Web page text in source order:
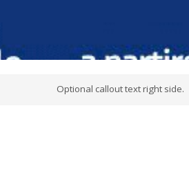
Optional callout text right side.